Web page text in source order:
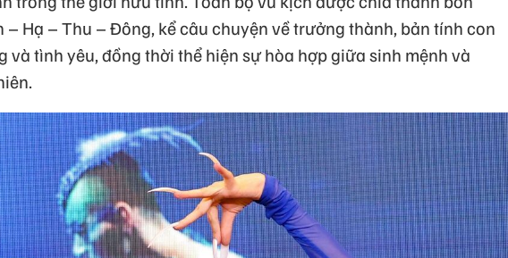
– Hạ – Thu – Đông, kể câu chuyện về trưởng thành, bản tính con
và tình yêu, đồng thời thể hiện sự hòa hợp giữa sinh mệnh và